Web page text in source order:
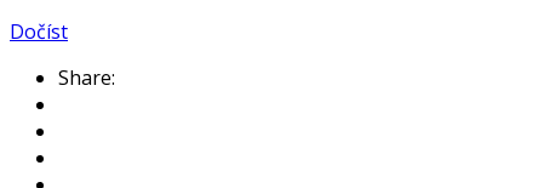
Dočíst
Share: